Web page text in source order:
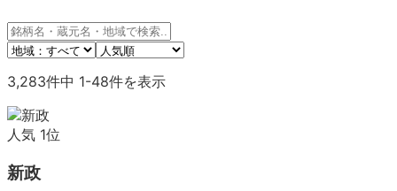
3,283件中 1-48件を表示
人気 1位
新政